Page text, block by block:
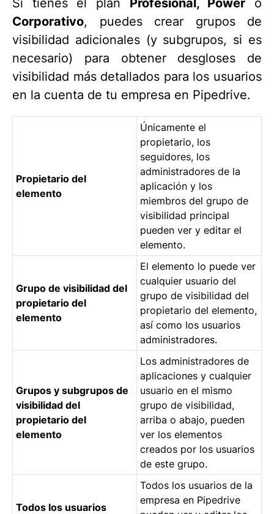
Corporativo, puedes crear grupos de
visibilidad adicionales (y subgrupos, si es
necesario) para obtener desgloses de
visibilidad más detallados para los usuarios
en la cuenta de tu empresa en Pipedrive.
Propietario del
elemento
Únicamente el
propietario, los
seguidores, los
administradores de la
aplicación y los
miembros del grupo de
visibilidad principal
pueden ver y editar el
elemento.
Grupo de visibilidad del
propietario del
elemento
El elemento lo puede ver
cualquier usuario del
grupo de visibilidad del
propietario del elemento,
así como los usuarios
administradores.
Grupos y subgrupos de
visibilidad del
propietario del
elemento
Los administradores de
aplicaciones y cualquier
usuario en el mismo
grupo de visibilidad,
arriba o abajo, pueden
ver los elementos
creados por los usuarios
de este grupo.
Todos los usuarios
Todos los usuarios de la
empresa en Pipedrive